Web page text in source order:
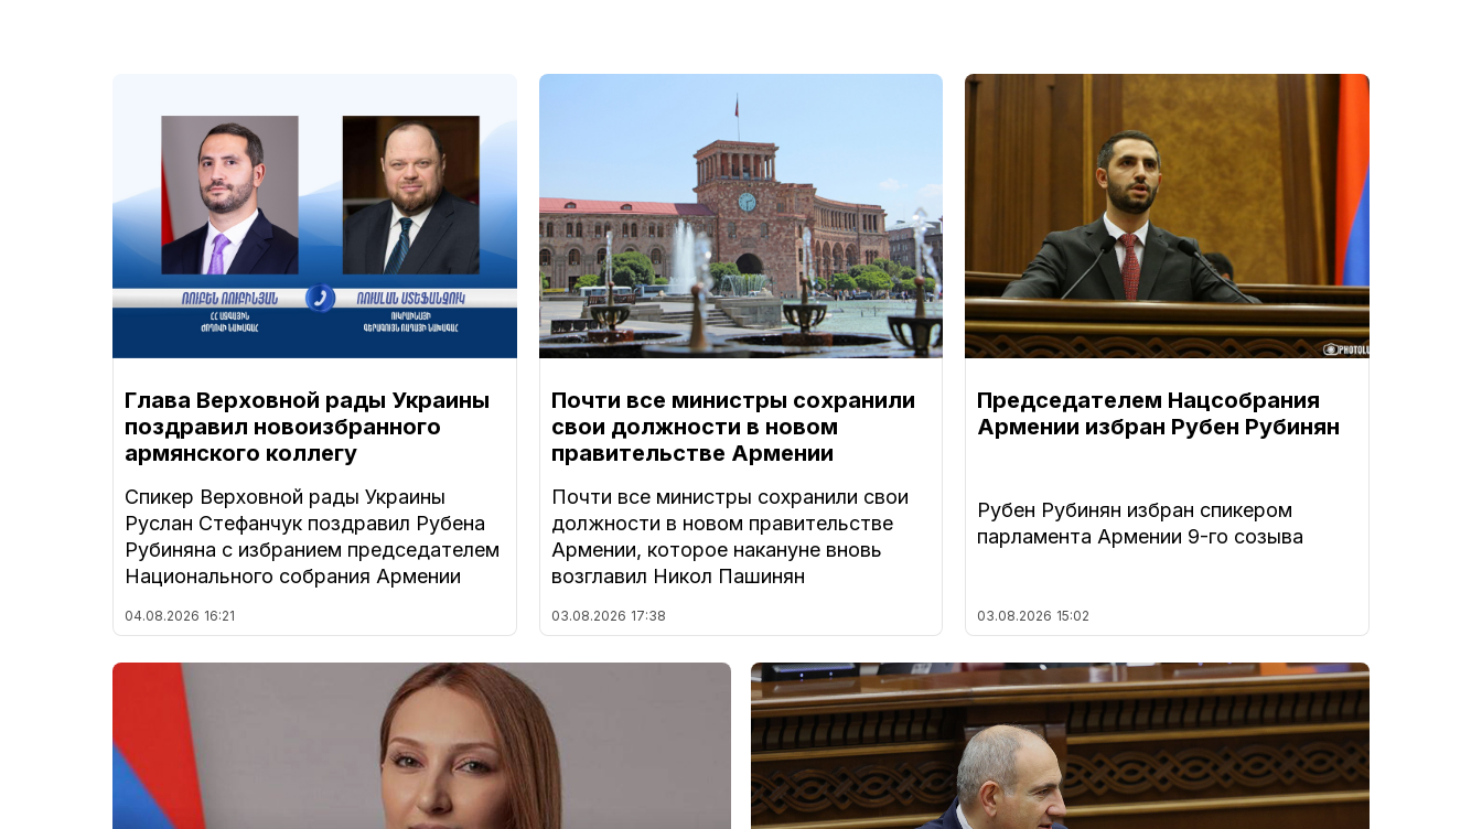
Глава Верховной рады Украины
поздравил новоизбранного
армянского коллегу
Спикер Верховной рады Украины
Руслан Стефанчук поздравил Рубена
Рубиняна с избранием председателем
Национального собрания Армении
04.08.2026 16:21
Почти все министры сохранили
свои должности в новом
правительстве Армении
Почти все министры сохранили свои
должности в новом правительстве
Армении, которое накануне вновь
возглавил Никол Пашинян
03.08.2026 17:38
Председателем Нацсобрания
Армении избран Рубен Рубинян
Рубен Рубинян избран спикером
парламента Армении 9-го созыва
03.08.2026 15:02